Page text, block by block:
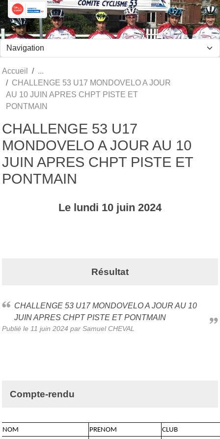
Accueil
CHALLENGE 53 U17 MONDOVELO A JOUR
AU 10 JUIN APRES CHPT PISTE ET
PONTMAIN
CHALLENGE 53 U17
MONDOVELO A JOUR AU 10
JUIN APRES CHPT PISTE ET
PONTMAIN
Le lundi 10 juin 2024
Résultat
CHALLENGE 53 U17 MONDOVELO A JOUR AU 10
JUIN APRES CHPT PISTE ET PONTMAIN
Publié le 11 juin 2024 par Samuel CHEVAL
Compte-rendu
NOM PRENOM
CLUB
Panneau de gestion des cookies